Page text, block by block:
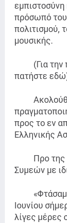
πρόσωπό του
πολιτισμού,
μουσικής.
(Για την
πατήστε
προς το εν
Ελληνικής
Προ της
Συμεών με
«Φτάσαμε
Ιουνίου
λίγες μέρες